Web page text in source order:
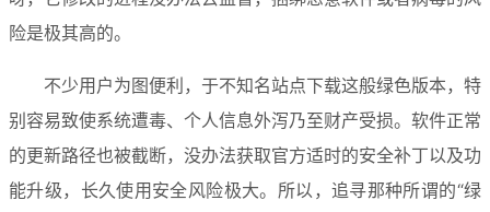
险是极其高的。
不少用户为图便利，于不知名站点下载这般绿色版本，特
别容易致使系统遭毒、个人信息外泻乃至财产受损。软件正常
的更新路径也被截断，没办法获取官方适时的安全补丁以及功
能升级，长久使用安全风险极大。所以，追寻那种所谓的“绿